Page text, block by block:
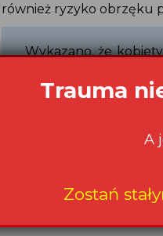
również ryzyko obrzęku
Wykazano, że
środków
Apgar (5,6,7).
Zjednoczonych
i piły w czasie
objawu